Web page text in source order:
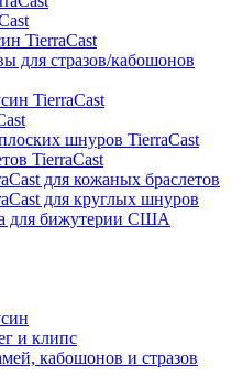
TierraCast
для стразов/кабошонов
TierraCast
шнуров TierraCast
TierraCast
для кожаных браслетов
для круглых шнуров
для бижутерии США
и клипс
кабошонов и стразов